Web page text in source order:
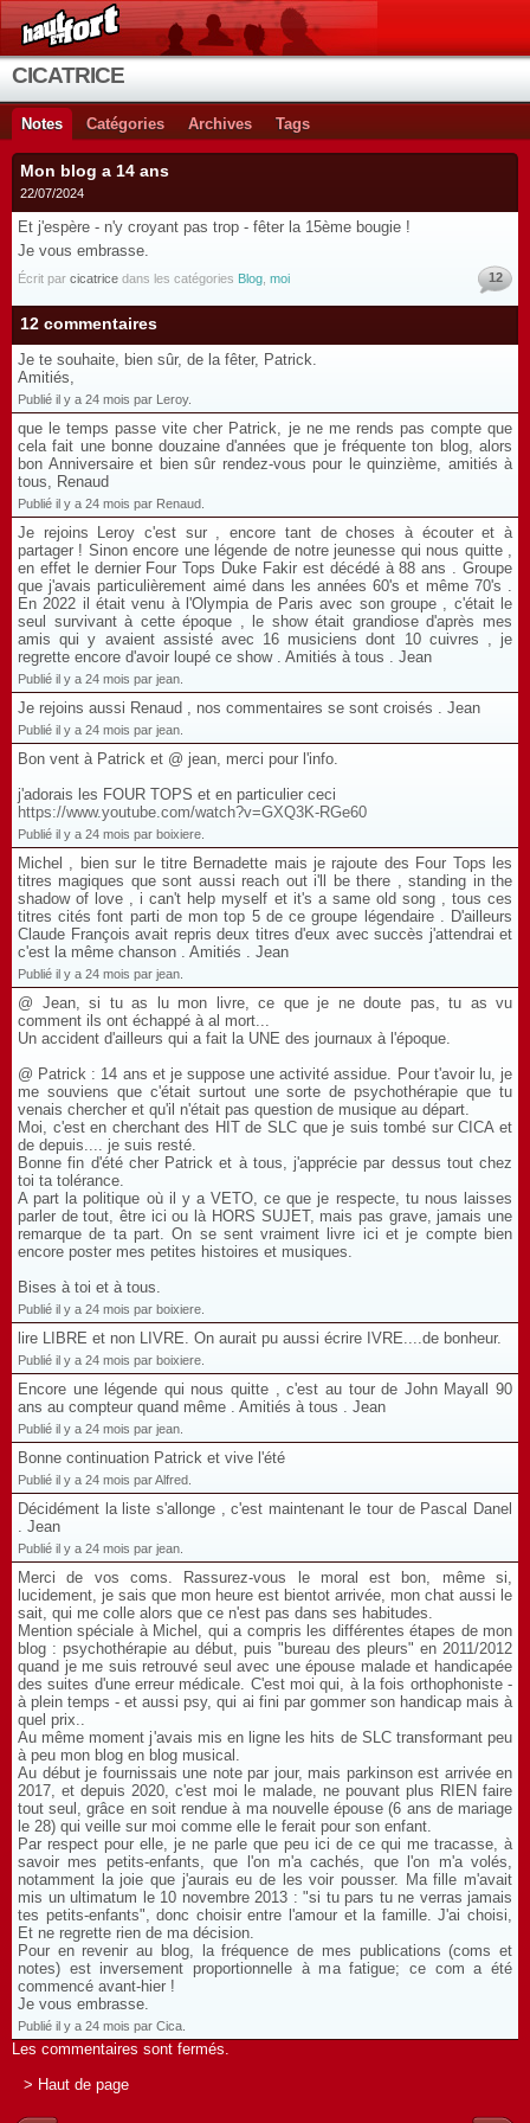
CICATRICE
Notes Catégories Archives Tags
Mon blog a 14 ans
22/07/2024
Et j'espère - n'y croyant pas trop - fêter la 15ème bougie !
Je vous embrasse.
Écrit par cicatrice dans les catégories Blog moi 12
12 commentaires
Je te souhaite, bien sûr, de la fêter, Patrick.
Amitiés,
Publié il y a 24 mois par Leroy.
que le temps passe vite cher Patrick, je ne me rends pas compte que
cela fait une bonne douzaine d'années que je fréquente ton blog, alors
bon Anniversaire et bien sûr rendez-vous pour le quinzième, amitiés à
tous, Renaud
Publié il y a 24 mois par Renaud.
Je rejoins Leroy c'est sur , encore tant de choses à écouter et à
partager ! Sinon encore une légende de notre jeunesse qui nous quitte ,
en effet le dernier Four Tops Duke Fakir est décédé à 88 ans . Groupe
que j'avais particulièrement aimé dans les années 60's et même 70's .
En 2022 il était venu à l'Olympia de Paris avec son groupe , c'était le
seul survivant à cette époque , le show était grandiose d'après mes
amis qui y avaient assisté avec 16 musiciens dont 10 cuivres , je
regrette encore d'avoir loupé ce show . Amitiés à tous . Jean
Publié il y a 24 mois par jean.
Je rejoins aussi Renaud , nos commentaires se sont croisés . Jean
Publié il y a 24 mois par jean.
Bon vent à Patrick et @ jean, merci pour l'info.
j'adorais les FOUR TOPS et en particulier ceci
https://www.youtube.com/watch?v=GXQ3K-RGe60
Publié il y a 24 mois par boixiere.
Michel , bien sur le titre Bernadette mais je rajoute des Four Tops les
titres magiques que sont aussi reach out i'll be there , standing in the
shadow of love , i can't help myself et it's a same old song , tous ces
titres cités font parti de mon top 5 de ce groupe légendaire . D'ailleurs
Claude François avait repris deux titres d'eux avec succès j'attendrai et
c'est la même chanson . Amitiés . Jean
Publié il y a 24 mois par jean.
@ Jean, si tu as lu mon livre, ce que je ne doute pas, tu as vu
comment ils ont échappé à al mort...
Un accident d'ailleurs qui a fait la UNE des journaux à l'époque.
@ Patrick : 14 ans et je suppose une activité assidue. Pour t'avoir lu, je
me souviens que c'était surtout une sorte de psychothérapie que tu
venais chercher et qu'il n'était pas question de musique au départ.
Moi, c'est en cherchant des HIT de SLC que je suis tombé sur CICA et
de depuis.... je suis resté.
Bonne fin d'été cher Patrick et à tous, j'apprécie par dessus tout chez
toi ta tolérance.
A part la politique où il y a VETO, ce que je respecte, tu nous laisses
parler de tout, être ici ou là HORS SUJET, mais pas grave, jamais une
remarque de ta part. On se sent vraiment livre ici et je compte bien
encore poster mes petites histoires et musiques.
Bises à toi et à tous.
Publié il y a 24 mois par boixiere.
lire LIBRE et non LIVRE. On aurait pu aussi écrire IVRE....de bonheur.
Publié il y a 24 mois par boixiere.
Encore une légende qui nous quitte , c'est au tour de John Mayall 90
ans au compteur quand même . Amitiés à tous . Jean
Publié il y a 24 mois par jean.
Bonne continuation Patrick et vive l'été
Publié il y a 24 mois par Alfred.
Décidément la liste s'allonge , c'est maintenant le tour de Pascal Danel
. Jean
Publié il y a 24 mois par jean.
Merci de vos coms. Rassurez-vous le moral est bon, même si,
lucidement, je sais que mon heure est bientot arrivée, mon chat aussi le
sait, qui me colle alors que ce n'est pas dans ses habitudes.
Mention spéciale à Michel, qui a compris les différentes étapes de mon
blog : psychothérapie au début, puis "bureau des pleurs" en 2011/2012
quand je me suis retrouvé seul avec une épouse malade et handicapée
des suites d'une erreur médicale. C'est moi qui, à la fois orthophoniste -
à plein temps - et aussi psy, qui ai fini par gommer son handicap mais à
quel prix..
Au même moment j'avais mis en ligne les hits de SLC transformant peu
à peu mon blog en blog musical.
Au début je fournissais une note par jour, mais parkinson est arrivée en
2017, et depuis 2020, c'est moi le malade, ne pouvant plus RIEN faire
tout seul, grâce en soit rendue à ma nouvelle épouse (6 ans de mariage
le 28) qui veille sur moi comme elle le ferait pour son enfant.
Par respect pour elle, je ne parle que peu ici de ce qui me tracasse, à
savoir mes petits-enfants, que l'on m'a cachés, que l'on m'a volés,
notamment la joie que j'aurais eu de les voir pousser. Ma fille m'avait
mis un ultimatum le 10 novembre 2013 : "si tu pars tu ne verras jamais
tes petits-enfants", donc choisir entre l'amour et la famille. J'ai choisi,
Et ne regrette rien de ma décision.
Pour en revenir au blog, la fréquence de mes publications (coms et
notes) est inversement proportionnelle à ma fatigue; ce com a été
commencé avant-hier !
Je vous embrasse.
Publié il y a 24 mois par Cica.
Les commentaires sont fermés.
> Haut de page